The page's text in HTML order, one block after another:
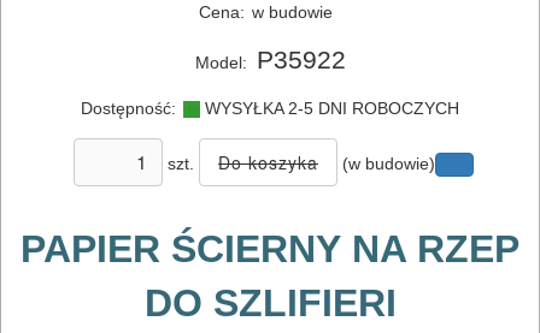
MAGAZYNOWANIE
TRANSPORTOWANIE
POMIAROWE
NARZĘDZIA
BUDOWLANE
Cena: w budowie
Model: P35922
Dostępność: WYSYŁKA 2-5 DNI ROBOCZYCH
szt. (w budowie)
PAPIER ŚCIERNY NA RZEP
DO SZLIFIERI